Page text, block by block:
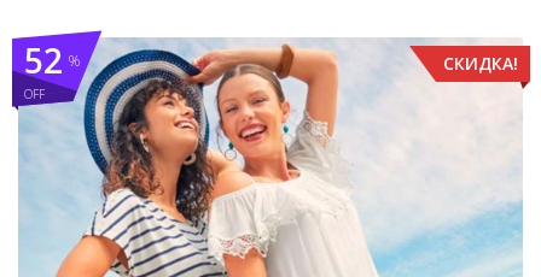
СКИДКА!
%
OFF
52